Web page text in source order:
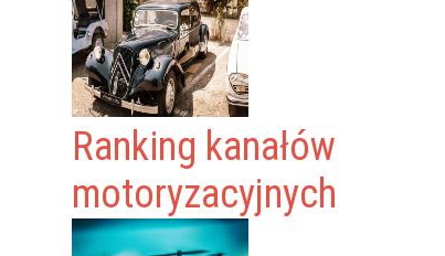
Ranking kanałów
motoryzacyjnych